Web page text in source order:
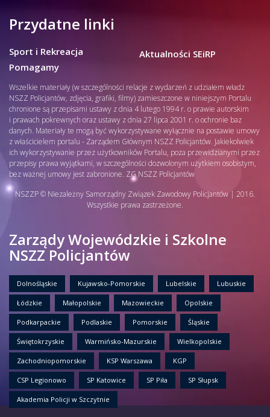
Przydatne linki
Sport i Rekreacja
Pomagamy
Aktualności SEiRP
Wszelkie materiały (w szczególności relacje z wydarzeń z udziałem władz
NSZZ Policjantów, zdjęcia, grafiki, filmy) zamieszczone w niniejszym Portalu
chronione są przepisami ustawy z dnia 4 lutego 1994 r. o prawie autorskim
i prawach pokrewnych oraz ustawy z dnia 27 lipca 2001 r. o ochronie baz
danych. Materiały te mogą być wykorzystywane wyłącznie na postawie umowy
z właścicielem portalu - Zarządem Głównym NSZZ Policjantów. Jakiekolwiek
ich wykorzystywanie przez użytkowników Portalu, poza przewidzianymi przez
przepisy prawa wyjątkami, w szczególności dozwolonym użytkiem osobistym,
bez ważnej umowy jest zabronione. ZG NSZZ Policjantów
NSZZP © Niezależny Samorządny Związek Zawodowy Policjantów | 2016.
Wszystkie prawa zastrzeżone.
Zarządy Wojewódzkie i Szkolne
NSZZ Policjantów
Dolnośląskie Kujawsko-Pomorskie Lubelskie Lubuskie
Łódzkie Małopolskie Mazowieckie Opolskie
Podkarpackie Podlaskie Pomorskie Śląskie
Świętokrzyskie Warmińsko-Mazurskie Wielkopolskie
Zachodniopomorskie KSP Warszawa KGP
CSP Legionowo SP Katowice SP Piła SP Słupsk
Akademia Policji w Szczytnie